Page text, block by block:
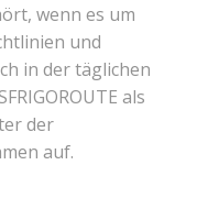
wenn es um
und
in der täglichen
als
der
auf.